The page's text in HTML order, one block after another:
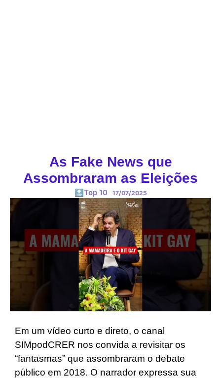
As Fake News que
Assombraram as Eleições
🔝Top 10 17/07/2025
Em um vídeo curto e direto, o canal
SIMpodCRER nos convida a revisitar os
“fantasmas” que assombraram o debate
público em 2018. O narrador expressa sua